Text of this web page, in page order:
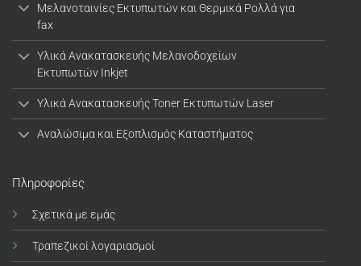
Μελανοταινίες Εκτυπωτών και Θερμικά Ρολλά για
fax
Υλικά Ανακατασκευής Μελανοδοχείων
Εκτυπωτών Inkjet
Υλικά Ανακατασκευής Toner Εκτυπωτών Laser
Αναλώσιμα και Εξοπλισμός Καταστήματος
Πληροφορίες
Σχετικά με εμάς
Τραπεζικοί λογαριασμοί